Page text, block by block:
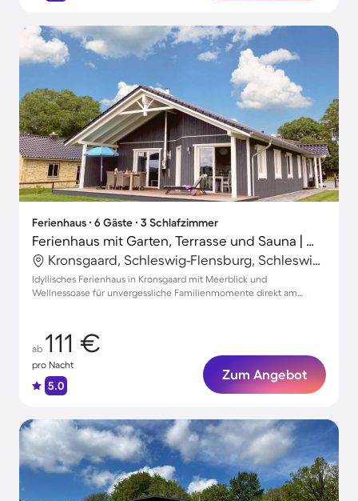
Ferienhaus ∙ 6 Gäste ∙ 3 Schlafzimmer
Ferienhaus mit Garten, Terrasse und Sauna | Wasserblick | Ideal für Homeoffice
Kronsgaard, Schleswig-Flensburg, Schleswig-Holstein
Idyllisches Ferienhaus in Kronsgaard mit Meerblick und
Wellnessoase für unvergessliche Familienmomente direkt am
ab 111 €
pro Nacht
5.0
Zum Angebot